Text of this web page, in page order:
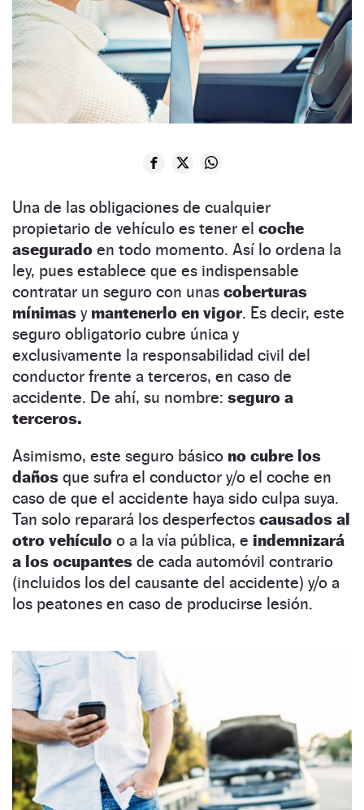
Una de las obligaciones de cualquier
propietario de vehículo es tener el coche
asegurado en todo momento. Así lo ordena la
ley, pues establece que es indispensable
contratar un seguro con unas coberturas
mínimas y mantenerlo en vigor. Es decir, este
seguro obligatorio cubre única y
exclusivamente la responsabilidad civil del
conductor frente a terceros, en caso de
accidente. De ahí, su nombre: seguro a
terceros.
Asimismo, este seguro básico no cubre los
daños que sufra el conductor y/o el coche en
caso de que el accidente haya sido culpa suya.
Tan solo reparará los desperfectos causados al
otro vehículo o a la vía pública, e indemnizará
a los ocupantes de cada automóvil contrario
(incluidos los del causante del accidente) y/o a
los peatones en caso de producirse lesión.